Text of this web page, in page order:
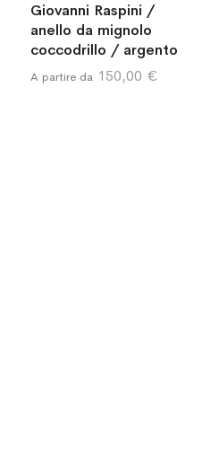
Giovanni Raspini /
anello da mignolo
coccodrillo / argento
A partire da 150,00 €